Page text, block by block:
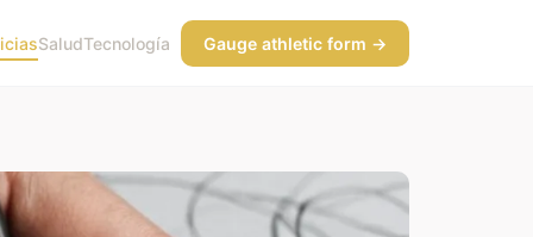
SaludTecnología Gauge athletic form →